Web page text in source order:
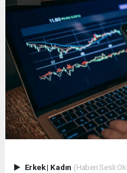
Erkek| Kadın (Haberi Sesli